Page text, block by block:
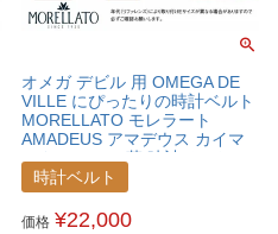
オメガ デビル 用 OMEGA DE
VILLE にぴったりの時計ベルト
MORELLATO モレラート
AMADEUS アマデウス カイマ
ンクロコ ワニ革 時計ベルト
U0518052OMGDVL
時計ベルト
価格 ¥22,000